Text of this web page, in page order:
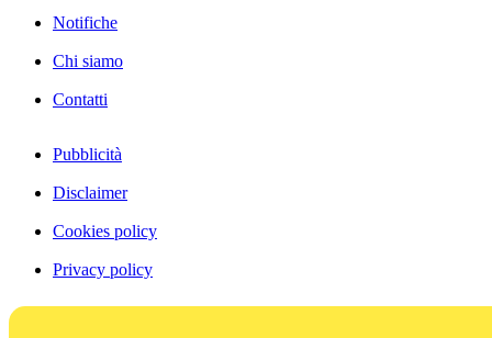
Notifiche
Chi siamo
Contatti
Pubblicità
Disclaimer
Cookies policy
Privacy policy